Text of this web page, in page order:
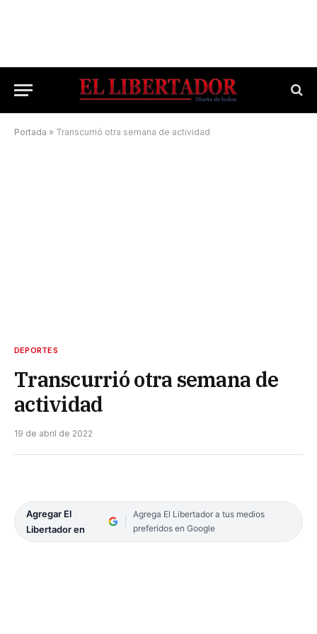
Portada » Transcurrió otra semana de actividad
DEPORTES
Transcurrió otra semana de
actividad
19 de abril de 2022
Agregar El
Libertador en
Agrega El Libertador a tus medios
preferidos en Google